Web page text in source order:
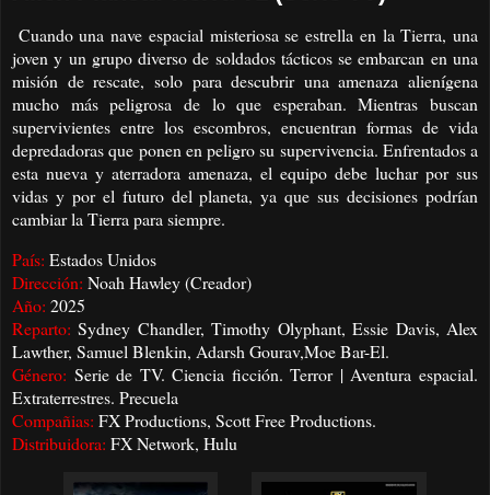
Cuando una nave espacial misteriosa se estrella en la Tierra, una
joven y un grupo diverso de soldados tácticos se embarcan en una
misión de rescate, solo para descubrir una amenaza alienígena
mucho más peligrosa de lo que esperaban. Mientras buscan
supervivientes entre los escombros, encuentran formas de vida
depredadoras que ponen en peligro su supervivencia. Enfrentados a
esta nueva y aterradora amenaza, el equipo debe luchar por sus
vidas y por el futuro del planeta, ya que sus decisiones podrían
cambiar la Tierra para siempre.
País: Estados Unidos
Dirección: Noah Hawley (Creador)
Año: 2025
Reparto: Sydney Chandler, Timothy Olyphant, Essie Davis, Alex
Lawther, Samuel Blenkin, Adarsh Gourav,Moe Bar-El.
Género: Serie de TV. Ciencia ficción. Terror | Aventura espacial.
Extraterrestres. Precuela
Compañias: FX Productions, Scott Free Productions.
Distribuidora: FX Network, Hulu